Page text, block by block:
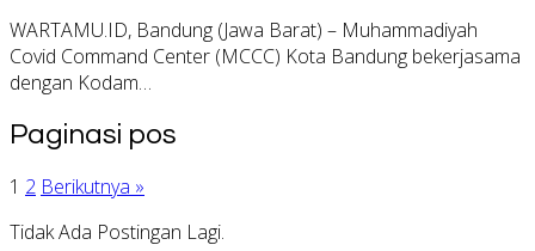
WARTAMU.ID, Bandung (Jawa Barat) – Muhammadiyah
Covid Command Center (MCCC) Kota Bandung bekerjasama
dengan Kodam…
Paginasi pos
1 2 Berikutnya »
Tidak Ada Postingan Lagi.